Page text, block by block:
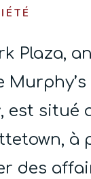
Plaza,
Murphy’s
est
à
des